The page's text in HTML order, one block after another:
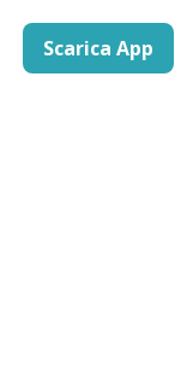
Scarica App